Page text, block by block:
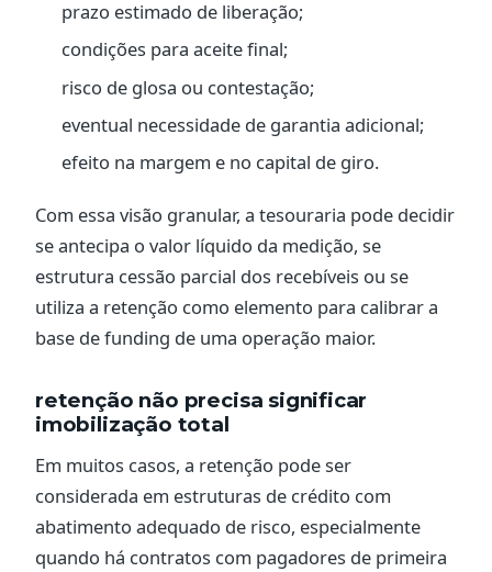
prazo estimado de liberação;
condições para aceite final;
risco de glosa ou contestação;
eventual necessidade de garantia adicional;
efeito na margem e no capital de giro.
Com essa visão granular, a tesouraria pode decidir
se antecipa o valor líquido da medição, se
estrutura cessão parcial dos recebíveis ou se
utiliza a retenção como elemento para calibrar a
base de funding de uma operação maior.
retenção não precisa significar
imobilização total
Em muitos casos, a retenção pode ser
considerada em estruturas de crédito com
abatimento adequado de risco, especialmente
quando há contratos com pagadores de primeira